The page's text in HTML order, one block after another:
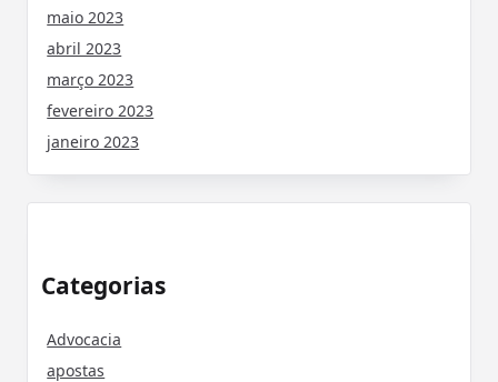
maio 2023
abril 2023
março 2023
fevereiro 2023
janeiro 2023
Categorias
Advocacia
apostas